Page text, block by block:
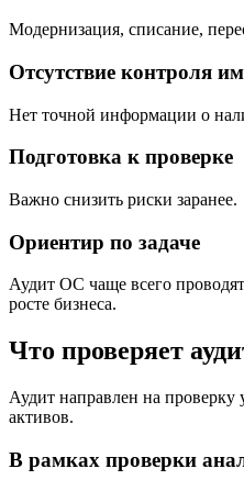
Модернизация, списание,
Отсутствие контроля
Нет точной информации о
Подготовка к проверке
Важно снизить риски заранее.
Ориентир по задаче
Аудит ОС чаще всего
росте бизнеса.
Что проверяет
Аудит направлен на проверку
активов.
В рамках проверки